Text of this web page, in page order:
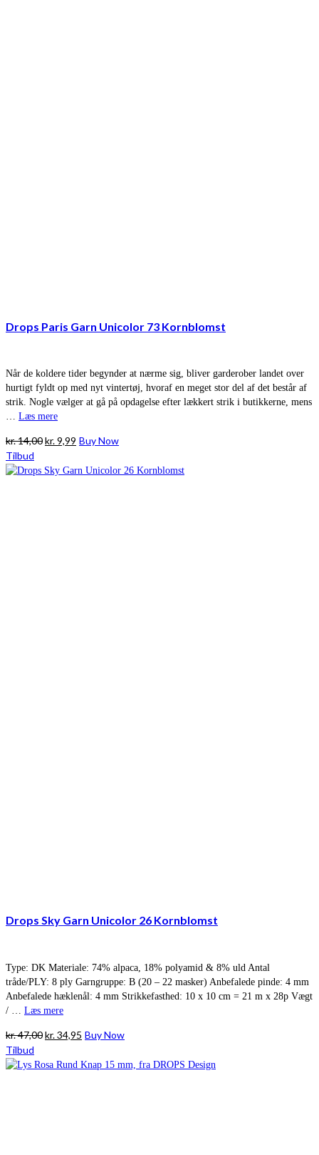
Drops Paris Garn Unicolor 73 Kornblomst
Når de koldere tider begynder at nærme sig, bliver garderober landet over
hurtigt fyldt op med nyt vintertøj, hvoraf en meget stor del af det består af
strik. Nogle vælger at gå på opdagelse efter lækkert strik i butikkerne, mens
… Læs mere
kr.14,00Den
pris
kr.9,99 Den
pris
Buy Now
Tilbud
Drops Sky Garn Unicolor 26 Kornblomst
Type: DK Materiale: 74% alpaca, 18% polyamid & 8% uld Antal
tråde/PLY: 8 ply Garngruppe: B (20 – 22 masker) Anbefalede pinde: 4 mm
Anbefalede hæklenål: 4 mm Strikkefasthed: 10 x 10 cm = 21 m x 28p Vægt
/ … Læs mere
kr.47,00Den
pris
kr.34,95 Den
pris
Buy Now
Tilbud